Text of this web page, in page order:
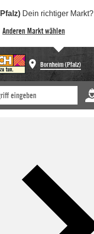
Dein richtiger Markt?
Anderen Markt wählen
Bornheim (Pfalz)